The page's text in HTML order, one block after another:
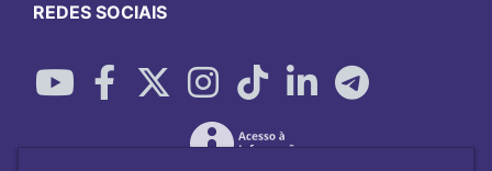
REDES SOCIAIS